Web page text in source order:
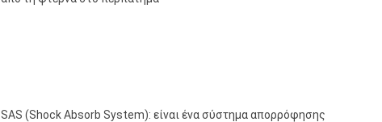
SAS (Shock Absorb System): είναι ένα σύστημα απορρόφησης